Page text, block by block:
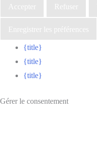
Accepter Refuser
Enregistrer les préférences
{title}
{title}
{title}
Gérer le consentement